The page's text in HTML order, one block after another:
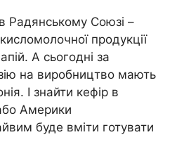
Радянському Союзі –
продукції
А сьогодні за
на виробництво мають
І знайти кефір в
Америки
буде вміти готувати